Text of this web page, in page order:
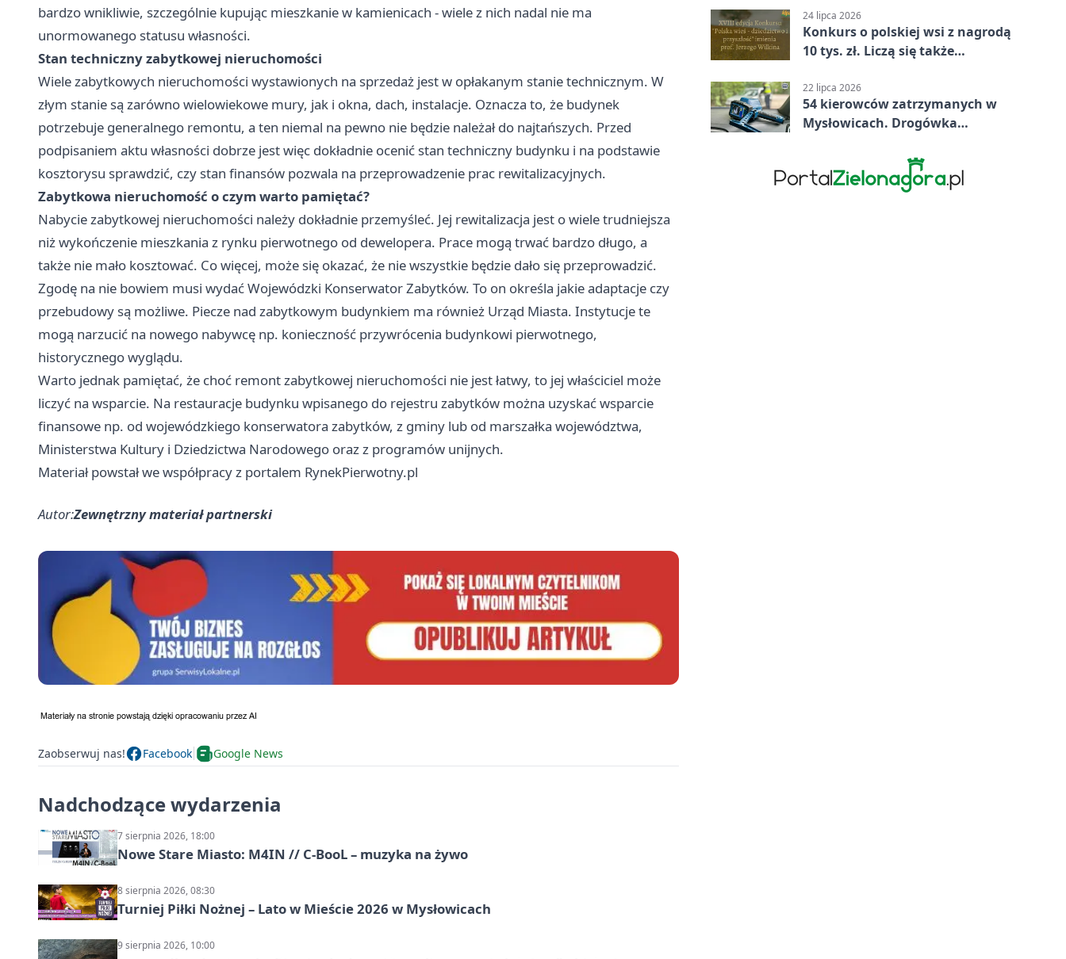
bardzo wnikliwie, szczególnie kupując mieszkanie w kamienicach - wiele z nich nadal nie ma
unormowanego statusu własności.
Stan techniczny zabytkowej nieruchomości
Wiele zabytkowych nieruchomości wystawionych na sprzedaż jest w opłakanym stanie technicznym. W
złym stanie są zarówno wielowiekowe mury, jak i okna, dach, instalacje. Oznacza to, że budynek
potrzebuje generalnego remontu, a ten niemal na pewno nie będzie należał do najtańszych. Przed
podpisaniem aktu własności dobrze jest więc dokładnie ocenić stan techniczny budynku i na podstawie
kosztorysu sprawdzić, czy stan finansów pozwala na przeprowadzenie prac rewitalizacyjnych.
Zabytkowa nieruchomość o czym warto pamiętać?
Nabycie zabytkowej nieruchomości należy dokładnie przemyśleć. Jej rewitalizacja jest o wiele trudniejsza
niż wykończenie mieszkania z rynku pierwotnego od dewelopera. Prace mogą trwać bardzo długo, a
także nie mało kosztować. Co więcej, może się okazać, że nie wszystkie będzie dało się przeprowadzić.
Zgodę na nie bowiem musi wydać Wojewódzki Konserwator Zabytków. To on określa jakie adaptacje czy
przebudowy są możliwe. Piecze nad zabytkowym budynkiem ma również Urząd Miasta. Instytucje te
mogą narzucić na nowego nabywcę np. konieczność przywrócenia budynkowi pierwotnego,
historycznego wyglądu.
Warto jednak pamiętać, że choć remont zabytkowej nieruchomości nie jest łatwy, to jej właściciel może
liczyć na wsparcie. Na restauracje budynku wpisanego do rejestru zabytków można uzyskać wsparcie
finansowe np. od wojewódzkiego konserwatora zabytków, z gminy lub od marszałka województwa,
Ministerstwa Kultury i Dziedzictwa Narodowego oraz z programów unijnych.
Materiał powstał we współpracy z portalem RynekPierwotny.pl
Autor:Zewnętrzny materiał partnerski
Zaobserwuj nas! Facebook Google News
Nadchodzące wydarzenia
7 sierpnia 2026, 18:00
Nowe Stare Miasto: M4IN // C-BooL – muzyka na żywo
8 sierpnia 2026, 08:30
Turniej Piłki Nożnej – Lato w Mieście 2026 w Mysłowicach
9 sierpnia 2026, 10:00
24 lipca 2026
Konkurs o polskiej wsi z nagrodą
10 tys. zł. Liczą się także
22 lipca 2026
54 kierowców zatrzymanych w
Mysłowicach. Drogówka